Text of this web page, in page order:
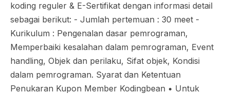
koding reguler & E-Sertifikat dengan informasi detail
sebagai berikut: - Jumlah pertemuan : 30 meet -
Kurikulum : Pengenalan dasar pemrograman,
Memperbaiki kesalahan dalam pemrograman, Event
handling, Objek dan perilaku, Sifat objek, Kondisi
dalam pemrograman. Syarat dan Ketentuan
Penukaran Kupon Member Kodingbean •⁠ ⁠Untuk